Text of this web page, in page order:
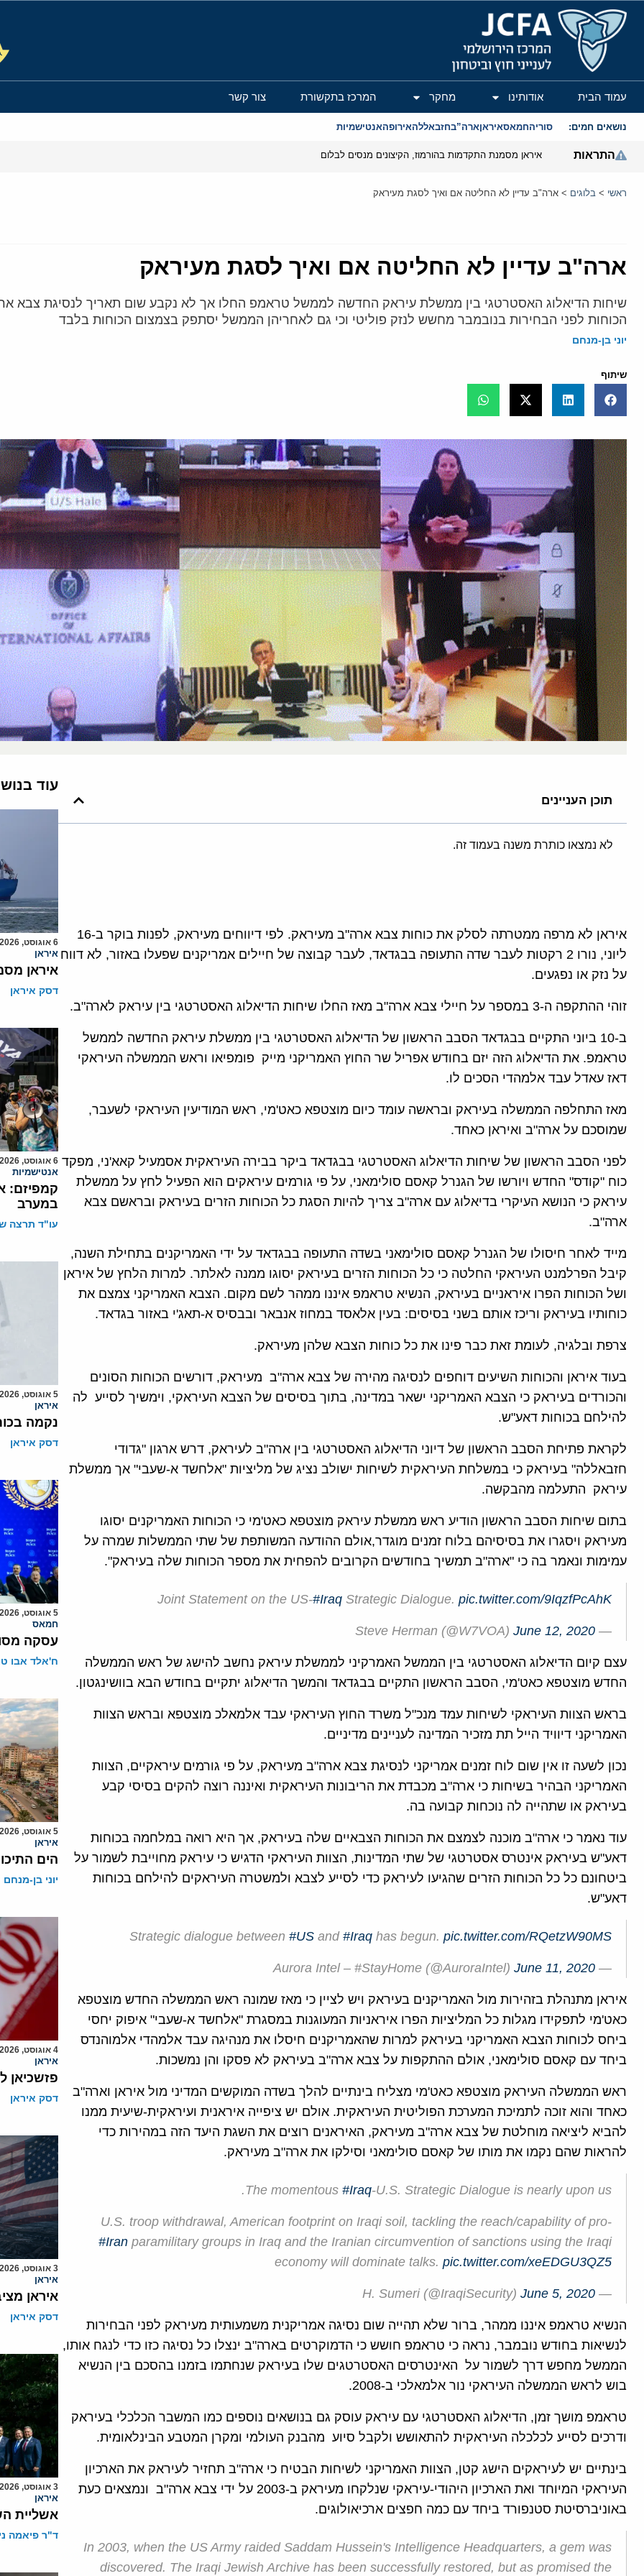
המרכז הירושלמי לענייני חוץ וביטחון
עמוד הבית אודותינו מחקר המרכז בתקשורת צור קשר
נושאים חמים: סוריהחמאסאיראןארה”בחזבאללהאירופהאנטישמיות
התראות איראן מסמנת התקדמות בהורמוז, הקיצונים מנסים לבלום
ראשי > בלוגים > ארה"ב עדיין לא החליטה אם ואיך לסגת מעיראק
ארה"ב עדיין לא החליטה אם ואיך לסגת מעיראק
שיחות הדיאלוג האסטרטגי בין ממשלת עיראק החדשה לממשל טראמפ החלו אך לא נקבע שום תאריך לנסיגת צבא
הכוחות לפני הבחירות בנובמבר מחשש לנזק פוליטי וכי גם לאחריהן הממשל יסתפק בצמצום הכוחות בלבד
יוני בן-מנחם
שיתוף
תוכן העניינים
לא נמצאו כותרת משנה בעמוד זה.
איראן לא מרפה ממטרתה לסלק את כוחות צבא ארה"ב מעיראק. לפי דיווחים מעיראק, לפנות בוקר ב-16
ליוני, נורו 2 רקטות לעבר שדה התעופה בבגדאד, לעבר קבוצה של חיילים אמריקנים שפעלו באזור, לא דווח
על נזק או נפגעים.
זוהי ההתקפה ה-3 במספר על חיילי צבא ארה"ב מאז החלו שיחות הדיאלוג האסטרטגי בין עיראק לארה"ב.
ב-10 ביוני התקיים בבגדאד הסבב הראשון של הדיאלוג האסטרטגי בין ממשלת עיראק החדשה לממשל
טראמפ. את הדיאלוג הזה יזם בחודש אפריל שר החוץ האמריקני מייק פומפיאו וראש הממשלה העיראקי
דאז עאדל עבד אלמהדי הסכים לו.
מאז התחלפה הממשלה בעיראק ובראשה עומד כיום מוצטפא כאט'מי, ראש המודיעין העיראקי לשעבר,
שמוסכם על ארה"ב ואיראן כאחד.
לפני הסבב הראשון של שיחות הדיאלוג האסטרטגי בבגדאד ביקר בבירה העיראקית אסמעיל קאא'ני, מפקד
כוח "קודס" החדש ויורשו של הגנרל קאסם סולימאני, על פי גורמים עיראקים הוא הפעיל לחץ על ממשלת
עיראק כי הנושא העיקרי בדיאלוג עם ארה"ב צריך להיות הסגת כל הכוחות הזרים בעיראק ובראשם צבא
ארה"ב.
מייד לאחר חיסולו של הגנרל קאסם סולימאני בשדה התעופה בבגדאד על ידי האמריקנים בתחילת השנה,
קיבל הפרלמנט העיראקי החלטה כי כל הכוחות הזרים בעיראק יסוגו ממנה לאלתר. למרות הלחץ של איראן
ושל הכוחות הפרו איראניים בעיראק, הנשיא טראמפ איננו ממהר לשם מקום. הצבא האמריקני צמצם את
כוחותיו בעיראק וריכז אותם בשני בסיסים: בעין אלאסד במחוז אנבאר ובבסיס א-תאג'י באזור בגדאד.
צרפת ובלגיה, לעומת זאת כבר פינו את כל כוחות הצבא שלהן מעיראק.
בעוד איראן והכוחות השיעים דוחפים לנסיגה מהירה של צבא ארה"ב מעיראק, דורשים הכוחות הסונים
והכורדים בעיראק כי הצבא האמריקני ישאר במדינה, בתוך בסיסים של הצבא העיראקי, וימשיך לסייע לה
להילחם בכוחות דאע"ש.
לקראת פתיחת הסבב הראשון של דיוני הדיאלוג האסטרטגי בין ארה"ב לעיראק, דרש ארגון "גדודי
חזבאללה" בעיראק כי במשלחת העיראקית לשיחות ישולב נציג של מליציות "אלחשד א-שעבי" אך ממשלת
עיראק התעלמה מהבקשה.
בתום שיחות הסבב הראשון הודיע ראש ממשלת עיראק מוצטפא כאט'מי כי הכוחות האמריקנים יסוגו
מעיראק ויסגרו את בסיסיהם בלוח זמנים מוגדר,אולם ההודעה המשותפת של שתי הממשלות שמרה על
עמימות ונאמר בה כי "ארה"ב תמשיך בחודשים הקרובים להפחית את מספר הכוחות שלה בעיראק".
Joint Statement on the US-#Iraq Strategic Dialogue. pic.twitter.com/9IqzfPcAhK
— Steve Herman (@W7VOA)
June 12, 2020
עצם קיום הדיאלוג האסטרטגי בין הממשל האמרקיני לממשלת עיראק נחשב להישג של ראש הממשלה
החדש מוצטפא כאט'מי, הסבב הראשון התקיים בבגדאד והמשך הדיאלוג יתקיים בחודש הבא בוושינגטון.
בראש הצוות העיראקי לשיחות עמד מנכ"ל משרד החוץ העיראקי עבד אלמאלכ מוצטפא ובראש הצוות
האמריקני דיוויד הייל תת מזכיר המדינה לעניינים מדיניים.
נכון לשעה זו אין שום לוח זמנים אמריקני לנסיגת צבא ארה"ב מעיראק, על פי גורמים עיראקיים, הצוות
האמריקני הבהיר בשיחות כי ארה"ב מכבדת את הריבונות העיראקית ואיננה רוצה להקים בסיסי קבע
בעיראק או שתהייה לה נוכחות קבועה בה.
עוד נאמר כי ארה"ב מוכנה לצמצם את הכוחות הצבאיים שלה בעיראק, אך היא רואה במלחמה בכוחות
דאע"ש בעיראק אינטרס אסטרטגי של שתי המדינות, הצוות העיראקי הדגיש כי עיראק מחוייבת לשמור על
ביטחונם כל כל הכוחות הזרים שהגיעו לעיראק כדי לסייע לצבא ולמשטרה העיראקים להילחם בכוחות
דאע"ש.
Strategic dialogue between #US and #Iraq has begun. pic.twitter.com/RQetzW90MS
— Aurora Intel – #StayHome (@AuroraIntel)
June 11, 2020
איראן מתנהלת בזהירות מול האמריקנים בעיראק ויש לציין כי מאז שמונה ראש הממשלה החדש מוצטפא
כאט'מי לתפקידו מגלות כל המליציות הפרו איראניות המעוגנות במסגרת "אלחשד א-שעבי" איפוק יחסי
ביחס לכוחות הצבא האמריקני בעיראק למרות שהאמריקנים חיסלו את מנהיגה עבד אלמהדי אלמוהנדס
ביחד עם קאסם סולימאני, אולם ההתקפות על צבא ארה"ב בעיראק לא פסקו והן נמשכות.
ראש הממשלה העיראק מוצטפא כאט'מי מצליח בינתיים להלך בשדה המוקשים המדיני מול איראן וארה"ב
כאחד והוא זוכה לתמיכת המערכת הפוליטית העיראקית. אולם יש ציפייה איראנית ועיראקית-שיעית ממנו
להביא ליציאה מוחלטת של צבא ארה"ב מעיראק, האיראנים רוצים את השגת היעד הזה במהירות כדי
להראות שהם נקמו את מותו של קאסם סולימאני וסילקו את ארה"ב מעיראק.
The momentous #Iraq-U.S. Strategic Dialogue is nearly upon us.
U.S. troop withdrawal, American footprint on Iraqi soil, tackling the reach/capability of pro-
#Iran paramilitary groups in Iraq and the Iranian circumvention of sanctions using the Iraqi
economy will dominate talks. pic.twitter.com/xeEDGU3QZ5
— H. Sumeri (@IraqiSecurity)
June 5, 2020
הנשיא טראמפ איננו ממהר, ברור שלא תהייה שום נסיגה אמריקנית משמעותית מעיראק לפני הבחירות
לנשיאות בחודש נובמבר, נראה כי טראמפ חושש כי הדמוקרטים בארה"ב ינצלו כל נסיגה כזו כדי לנגח אותו,
הממשל מחפש דרך לשמור על האינטרסים האסטרטגים שלו בעיראק שנחתמו בזמנו בהסכם בין הנשיא
בוש לראש הממשלה העיראקי נור אלמאלכי ב-2008.
טראמפ מושך זמן, הדיאלוג האסטרטגי עם עיראק עוסק גם בנושאים נוספים כמו המשבר הכלכלי בעיראק
ודרכים לסייע לכלכלה העיראקית להתאושש ולקבל סיוע מהבנק העולמי ומקרן המטבע הבינלאומית.
בינתיים יש לעיראקים הישג קטן, הצוות האמריקני לשיחות הבטיח כי ארה"ב תחזיר לעיראק את הארכיון
העיראקי המיוחד ואת הארכיון היהודי-עיראקי שנלקחו מעיראק ב-2003 על ידי צבא ארה"ב ונמצאים כעת
באוניברסיטת סטנפורד ביחד עם כמה חפצים ארכיאולוגים.
In 2003, when the US Army raided Saddam Hussein's Intelligence Headquarters, a gem was
discovered. The Iraqi Jewish Archive has been successfully restored, but as promised the
עוד
6 אוגוסט, 2026
איראן
איראן
דסק איראן
6 אוגוסט, 2026
אנטישמיות
קמפיזם:
במערב
עו"ד תרצה
5 אוגוסט, 2026
איראן
נקמה
דסק איראן
5 אוגוסט, 2026
חמאס
עסקה
ח'אלד אבו
5 אוגוסט, 2026
איראן
הים
יוני בן-מנחם
4 אוגוסט, 2026
איראן
פזשכיאן
דסק איראן
3 אוגוסט, 2026
איראן
איראן
דסק איראן
3 אוגוסט, 2026
איראן
אשליית
ד"ר פיאמה